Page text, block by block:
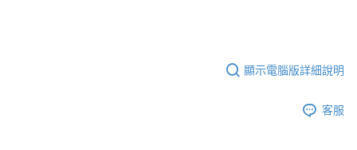
顯示電腦版詳細說明
客服